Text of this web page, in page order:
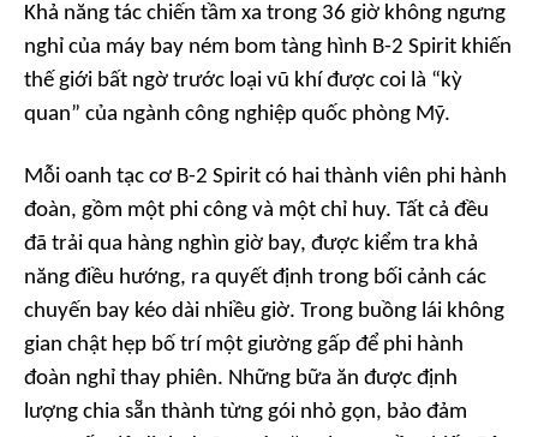
Khả năng tác chiến tầm xa trong 36 giờ không ngưng
nghỉ của máy bay ném bom tàng hình B-2 Spirit khiến
thế giới bất ngờ trước loại vũ khí được coi là “kỳ
quan” của ngành công nghiệp quốc phòng Mỹ.
Mỗi oanh tạc cơ B-2 Spirit có hai thành viên phi hành
đoàn, gồm một phi công và một chỉ huy. Tất cả đều
đã trải qua hàng nghìn giờ bay, được kiểm tra khả
năng điều hướng, ra quyết định trong bối cảnh các
chuyến bay kéo dài nhiều giờ. Trong buồng lái không
gian chật hẹp bố trí một giường gấp để phi hành
đoàn nghỉ thay phiên. Những bữa ăn được định
lượng chia sẵn thành từng gói nhỏ gọn, bảo đảm